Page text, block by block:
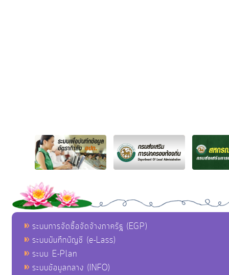
ระบบการจัดซื้อจัดจ้างภาครัฐ (EGP)
ระบบบันทึกบัญชี (e-Lass)
ระบบ E-Plan
ระบบข้อมูลกลาง (INFO)